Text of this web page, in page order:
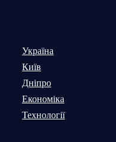
Україна
Київ
Дніпро
Економіка
Технології